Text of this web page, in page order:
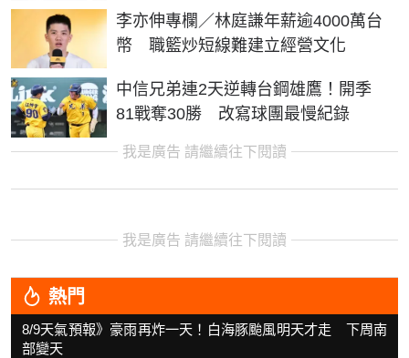
李亦伸專欄／林庭謙年薪逾4000萬台
幣 職籃炒短線難建立經營文化
中信兄弟連2天逆轉台鋼雄鷹！開季
81戰奪30勝 改寫球團最慢紀錄
我是廣告 請繼續往下閱讀
我是廣告 請繼續往下閱讀
熱門
8/9天氣預報》豪雨再炸一天！白海豚颱風明天才走 下周南
部變天